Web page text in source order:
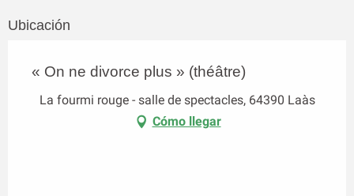
Ubicación
« On ne divorce plus » (théâtre)
La fourmi rouge - salle de spectacles, 64390 Laàs
Cómo llegar